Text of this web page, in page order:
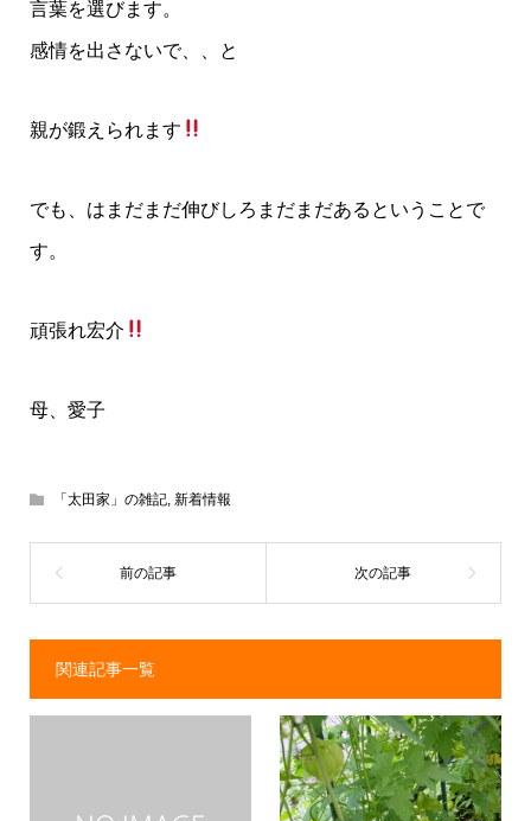
言葉を選びます。
感情を出さないで、、と
親が鍛えられます
でも、はまだまだ伸びしろまだまだあるということで
す。
頑張れ宏介
母、愛子
「太田家」の雑記, 新着情報
関連記事一覧